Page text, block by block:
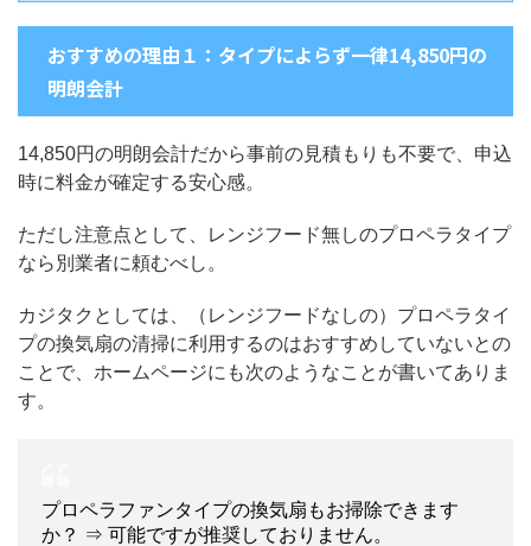
おすすめの理由１：タイプによらず一律14,850円の
明朗会計
14,850円の明朗会計だから事前の見積もりも不要で、申込
時に料金が確定する安心感。
ただし注意点として、レンジフード無しのプロペラタイプ
なら別業者に頼むべし。
カジタクとしては、（レンジフードなしの）プロペラタイ
プの換気扇の清掃に利用するのはおすすめしていないとの
ことで、ホームページにも次のようなことが書いてありま
す。
プロペラファンタイプの換気扇もお掃除できます
か？ ⇒ 可能ですが推奨しておりません。